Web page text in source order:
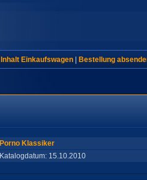
Inhalt Einkaufswagen| Bestellung
Porno Klassiker
Katalogdatum: 15.10.2010